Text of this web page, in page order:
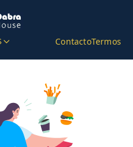
ContactoTermos